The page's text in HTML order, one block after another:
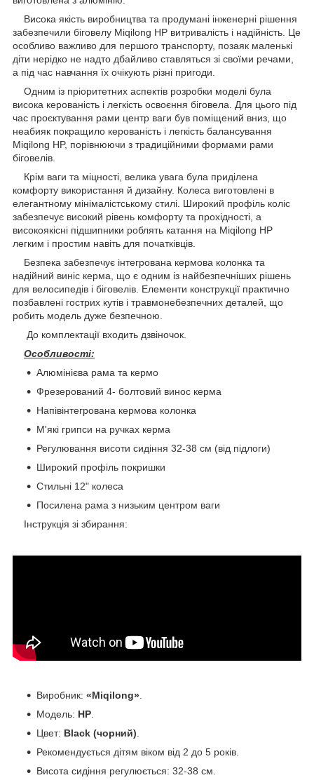
Висока якість виробництва та продумані інженерні рішення
забезпечили біговелу Miqilong HP витривалість і надійність. Це
особливо важливо для першого транспорту, позаяк маленькі
діти нерідко не надто дбайливо ставляться зі своїми речами,
а під час навчання їх очікують різні пригоди.
Одним із пріоритетних аспектів розробки моделі була
висока керованість і легкість освоєння біговела. Для цього під
час проєктування рами центр ваги був поміщений вниз, що
неабияк покращило керованість і легкість балансування
Miqilong HP, порівнюючи з традиційними формами рами
біговелів.
Крім ваги та міцності, велика увага була приділена
комфорту використання й дизайну. Колеса виготовлені в
елегантному мінімалістському стилі. Широкий профіль коліс
забезпечує високий рівень комфорту та прохідності, а
високоякісні підшипники роблять катання на Miqilong HP
легким і простим навіть для початківців.
Безпека забезпечує інтегрована кермова колонка та
надійний виніс керма, що є одним із найбезпечніших рішень
для велосипедів і біговелів. Елементи конструкції практично
позбавлені гострих кутів і травмонебезпечних деталей, що
робить модель дуже безпечною.
До комплектації входить дзвіночок.
Особливості:
Алюмінієва рама та кермо
Фрезерований 4- болтовий винос керма
Напівінтегрована кермова колонка
М'які грипси на ручках керма
Регулювання висоти сидіння 32-38 см (від підлоги)
Широкий профіль покришки
Стильні 12" колеса
Посилена рама з низьким центром ваги
Інструкція зі збирання:
Виробник: «Miqilong»
Модель: HP
Цвет: Black (чорний)
Рекомендується дітям віком від 2 до 5 років.
Висота сидіння регулюється: 32-38 см.